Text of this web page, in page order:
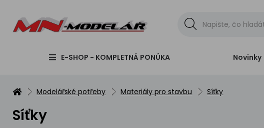
E-SHOP - KOMPLETNÁ PONÚKA Novinky
Modelářské potřeby Materiály pro stavbu Síťky
Síťky